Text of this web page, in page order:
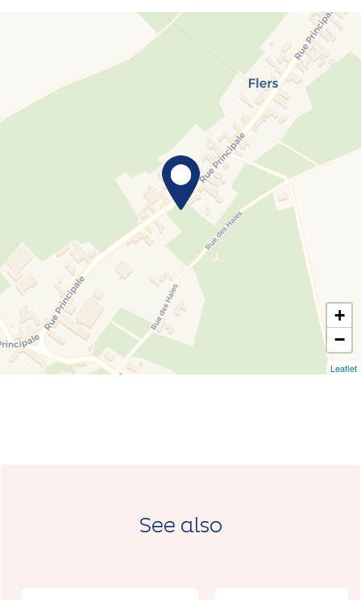
+
−
Leaflet
See also